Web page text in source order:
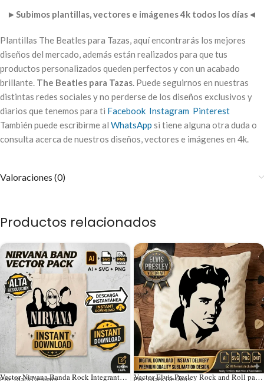
►Subimos plantillas, vectores e imágenes 4k todos los días◄
Plantillas The Beatles para Tazas, aquí encontrarás los mejores
diseños del mercado, además están realizados para que tus
productos personalizados queden perfectos y con un acabado
brillante. The Beatles para Tazas. Puede seguirnos en nuestras
distintas redes sociales y no perderse de los diseños exclusivos y
diarios que tenemos para ti Facebook Instagram Pinterest
También puede escribirme al WhatsApp si tiene alguna otra duda o
consulta acerca de nuestros diseños, vectores e imágenes en 4k.
Valoraciones (0)
Productos relacionados
Vector Nirvana Banda Rock Integrantes para Estampado y Corte
Por: Mark Designs Vector Elvis Presley Rock and Roll para Estampado y Corte
Por: Mark Designs